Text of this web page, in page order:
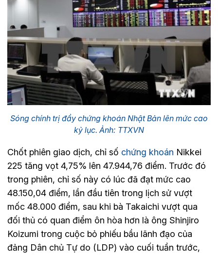
Sóng chính trị đẩy chứng khoán Nhật Bản lên mức cao
kỷ lục. Ảnh: TTXVN
Chốt phiên giao dịch, chỉ số chứng khoán Nikkei
225 tăng vọt 4,75% lên 47.944,76 điểm. Trước đó
trong phiên, chỉ số này có lúc đã đạt mức cao
48.150,04 điểm, lần đầu tiên trong lịch sử vượt
mốc 48.000 điểm, sau khi bà Takaichi vượt qua
đối thủ có quan điểm ôn hòa hơn là ông Shinjiro
Koizumi trong cuộc bỏ phiếu bầu lãnh đạo của
đảng Dân chủ Tự do (LDP) vào cuối tuần trước,